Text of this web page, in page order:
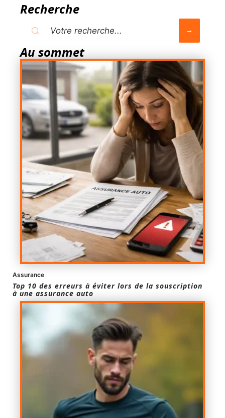
Recherche
Au sommet
Assurance
Top 10 des erreurs à éviter lors de la souscription
à une assurance auto